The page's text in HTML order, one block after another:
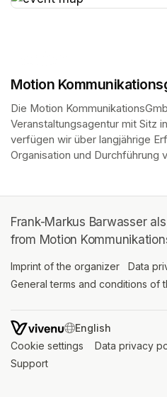
Motion
Die Motion
Veranstaltungsagentur mit Sitz
verfügen wir über langjährige
Organisation und Durchführung
Frank-Markus Barwasser
from Motion
Imprint of the organizer (opens
Data
General terms and conditions of
SWITCH LANGUAGE
Cookie settings (opens in a new
Data privacy
Support